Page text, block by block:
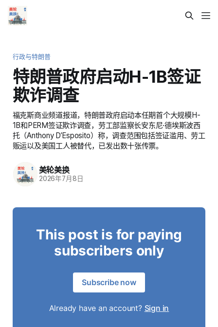
行政与特朗普
特朗普政府启动H-1B签证
欺诈调查
福克斯商业频道报道，特朗普政府启动本任期首个大规模H-
1B和PERM签证欺诈调查，劳工部监察长安东尼·德埃斯波西
托（Anthony D’Esposito）称，调查范围包括签证滥用、劳工
贩运以及美国工人被替代，已发出数十张传票。
美轮美换
2026年7月8日
This post is for paying
subscribers only
Subscribe now
Already have an account? Sign in